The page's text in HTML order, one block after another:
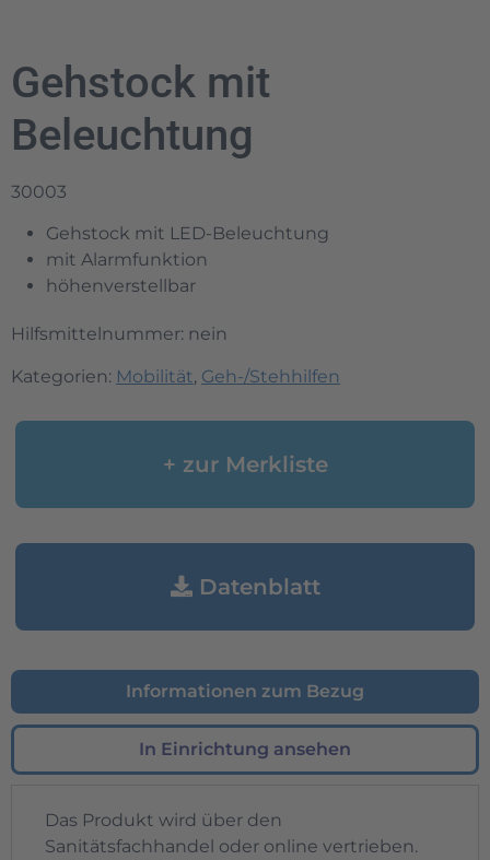
Gehstock mit
Beleuchtung
30003
Gehstock mit LED-Beleuchtung
mit Alarmfunktion
höhenverstellbar
Hilfsmittelnummer: nein
Kategorien: Mobilität, Geh-/Stehhilfen
+ zur Merkliste
Datenblatt
Informationen zum Bezug
In Einrichtung ansehen
Das Produkt wird über den
Sanitätsfachhandel oder online vertrieben.